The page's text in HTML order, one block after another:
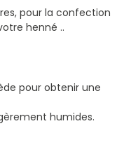
pour la confection
henné ..
pour obtenir une
humides.